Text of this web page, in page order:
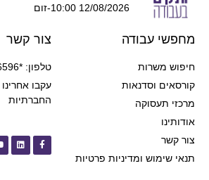
12/08/2026 10:00-זום
מחפשי עבודה
חיפוש משרות
קורסאים וסדנאות
מרכזי תעסוקה
אודותינו
צור קשר
תנאי שימוש ומדיניות פרטיות
צור קשר
טלפון: *6596
עקבו
החברתיות